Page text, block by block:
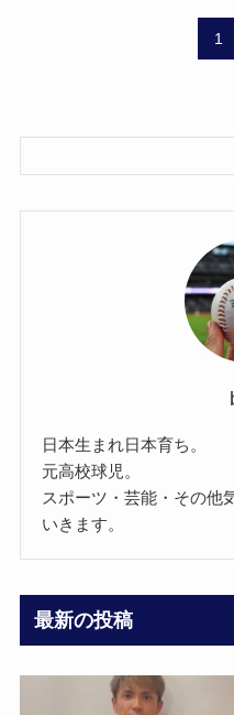
1
日本生まれ日本育ち。
元高校球児。
スポーツ・芸能・その他
いきます。
最新の投稿